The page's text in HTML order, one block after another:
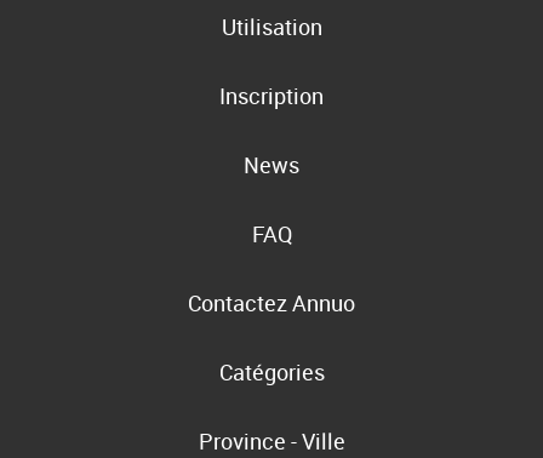
Utilisation
Inscription
News
FAQ
Contactez Annuo
Catégories
Province - Ville